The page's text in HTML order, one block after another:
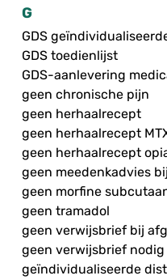
G
GDS
GDS toedienlijst
GDS-aanlevering
geen chronische pijn
geen herhaalrecept
geen herhaalrecept
geen herhaalrecept
geen meedenkadvies
geen morfine
geen tramadol
geen verwijsbrief bij
geen verwijsbrief
geïndividualiseerde